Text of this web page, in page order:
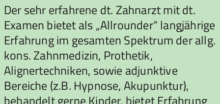
Der sehr erfahrene dt. Zahnarzt mit dt.
Examen bietet als „Allrounder“ langjährige
Erfahrung im gesamten Spektrum der allg.
kons. Zahnmedizin, Prothetik,
Alignertechniken, sowie adjunktive
Bereiche (z.B. Hypnose, Akupunktur),
behandelt gerne Kinder, bietet Erfahrung